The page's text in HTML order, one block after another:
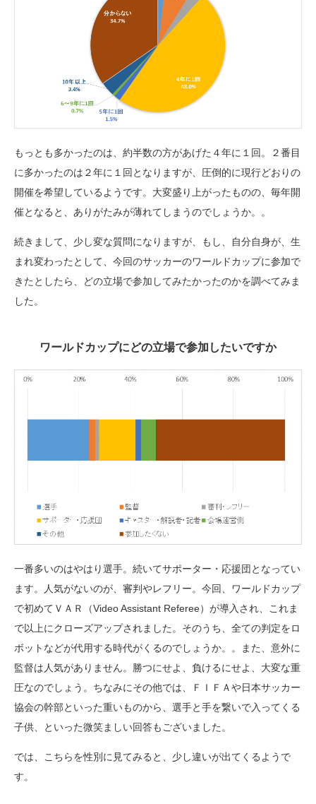
もっとも多かったのは、約半数の方があげた４年に１回。２番目
に多かったのは２年に１回となりますが、圧倒的に現行どおりの
開催を希望しているようです。大変盛り上がったものの、毎年開
催となると、ありがたみが薄れてしまうのでしょうか。。
続きまして、少し変な質問になりますが、もし、自分自身が、生
まれ変わったとして、今回のサッカーのワールドカップに参加で
きたとしたら、どの立場で参加してみたかったのかを調べてみま
した。
ワールドカップにどの立場で参加したいですか
一番多いのはやはり選手。続いてサポーター・応援団となってい
ます。人気がないのが、審判やレフリー。今回、ワールドカップ
で初めてＶＡＲ（Video Assistant Referee）が導入され、これま
で以上にクローズアップされました。そのうち、全ての判定をロ
ボットなどが代用する時代がくるのでしょうか。。また、意外に
監督は人気がありません。勝つにせよ、負けるにせよ、大変な重
圧なのでしょう。ちなみにその他では、ＦＩＦＡや日本サッカー
協会の幹部といった重いものから、選手と手を繋いで入ってくる
子供、といった微笑ましい回答もございました。
では、こちらを性別に見てみると、少し違いが出てくるようで
す。